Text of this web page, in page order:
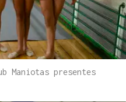
Maniotas presentes